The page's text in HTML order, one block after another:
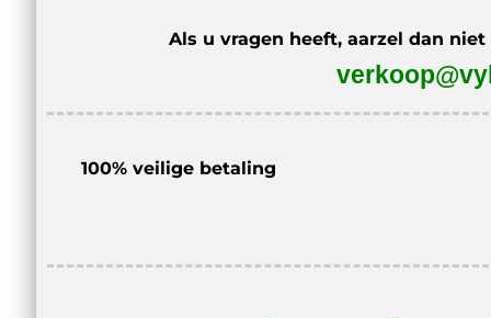
Als u vragen heeft, aarzel dan
100% veilige betaling